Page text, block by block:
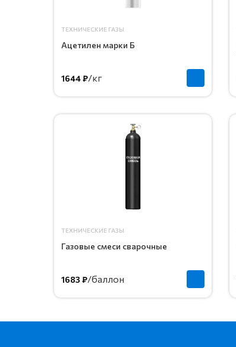
ТЕХНИЧЕСКИЕ ГАЗЫ
Ацетилен марки Б
1644 ₽/кг
ТЕХНИЧЕСКИЕ ГАЗЫ
Газовые смеси сварочные
1683 ₽/баллон